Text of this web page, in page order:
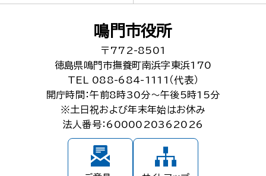
鳴門市役所
〒772-8501
徳島県鳴門市撫養町南浜字東浜170
TEL 088-684-1111（代表）
開庁時間：午前8時30分～午後5時15分
※土日祝および年末年始はお休み
法人番号：6000020362026